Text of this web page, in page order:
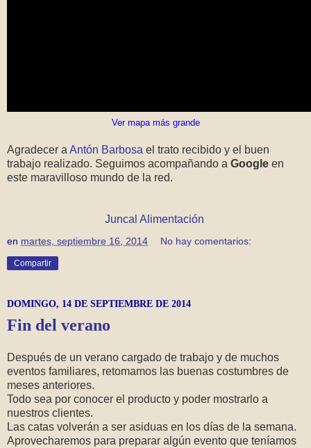
Ver mapa más grande
Agradecer a Antón Barbosa el trato recibido y el buen
trabajo realizado. Seguimos acompañando a Google en
este maravilloso mundo de la red.
Juncal Alimentación
en martes, septiembre 16, 2014 No hay comentarios:
Compartir
DOMINGO, 14 DE SEPTIEMBRE DE 2014
Fin del verano
Después de un verano cargado de trabajo y de muchos
eventos familiares, retomamos las buenas costumbres de
meses anteriores.
Todo sea por conocer el producto y poder mostrarlo a
nuestros clientes.
Las catas volverán a ser asiduas en los días de la semana.
Aprovecharemos para preparar algún evento que teníamos